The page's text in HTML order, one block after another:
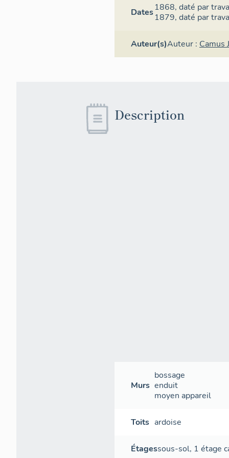
Dates1868,daté par
1879,daté par
Auteur(s)Auteur : Camus
Description
Murs
bossage
enduit
moyen appareil
Toits ardoise
Étagessous-sol, 1 étage